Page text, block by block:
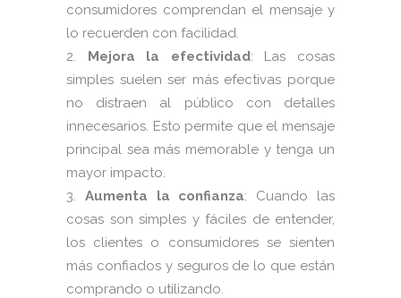
consumidores comprendan el mensaje y
lo recuerden con facilidad.
Mejora la efectividad: Las cosas
simples suelen ser más efectivas porque
no distraen al público con detalles
innecesarios. Esto permite que el mensaje
principal sea más memorable y tenga un
mayor impacto.
Aumenta la confianza: Cuando las
cosas son simples y fáciles de entender,
los clientes o consumidores se sienten
más confiados y seguros de lo que están
comprando o utilizando.